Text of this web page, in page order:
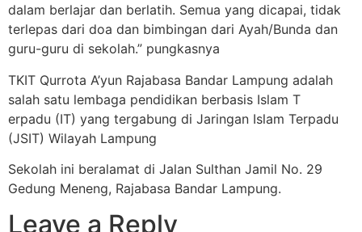
dalam berlajar dan berlatih. Semua yang dicapai, tidak
terlepas dari doa dan bimbingan dari Ayah/Bunda dan
guru-guru di sekolah.” pungkasnya
TKIT Qurrota A’yun Rajabasa Bandar Lampung adalah
salah satu lembaga pendidikan berbasis Islam T
erpadu (IT) yang tergabung di Jaringan Islam Terpadu
(JSIT) Wilayah Lampung
Sekolah ini beralamat di Jalan Sulthan Jamil No. 29
Gedung Meneng, Rajabasa Bandar Lampung.
Leave a Reply